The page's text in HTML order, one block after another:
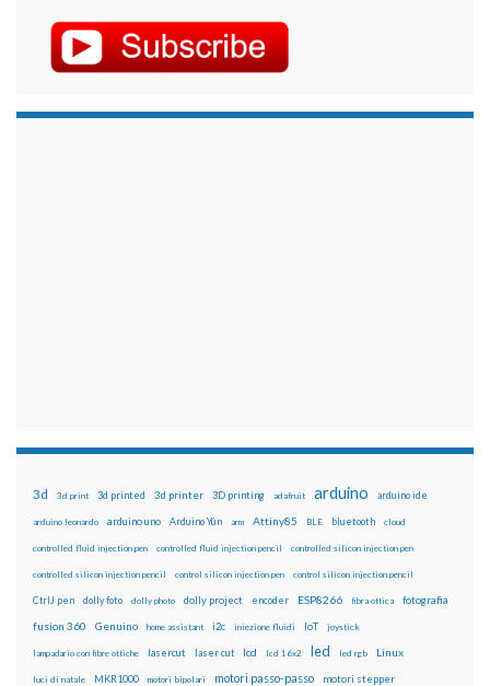
3d 3d print 3d printed 3d printer 3D printing adafruit arduino arduino ide
arduino leonardo arduino uno Arduino Yún arm Attiny85 BLE bluetooth cloud
controlled fluid injection pen controlled fluid injection pencil controlled silicon injection pen
controlled silicon injection pencil control silicon injection pen control silicon injection pencil
CtrlJ pen dolly foto dolly photo dolly project encoder ESP8266 fibra ottica fotografia
fusion 360 Genuino home assistant i2c iniezione fluidi IoT joystick
lampadario con fibre ottiche lasercut laser cut lcd lcd 16x2 led led rgb Linux
luci di natale MKR1000 motori bipolari motori passo-passo motori stepper